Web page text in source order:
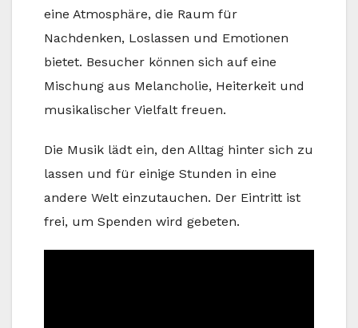
eine Atmosphäre, die Raum für
Nachdenken, Loslassen und Emotionen
bietet. Besucher können sich auf eine
Mischung aus Melancholie, Heiterkeit und
musikalischer Vielfalt freuen.
Die Musik lädt ein, den Alltag hinter sich zu
lassen und für einige Stunden in eine
andere Welt einzutauchen. Der Eintritt ist
frei, um Spenden wird gebeten.